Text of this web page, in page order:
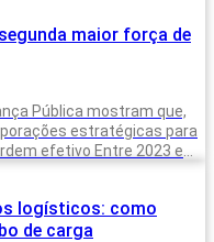
maior força de
Pública mostram que,
estratégicas para
efetivo Entre 2023 e
logísticos: como
de carga